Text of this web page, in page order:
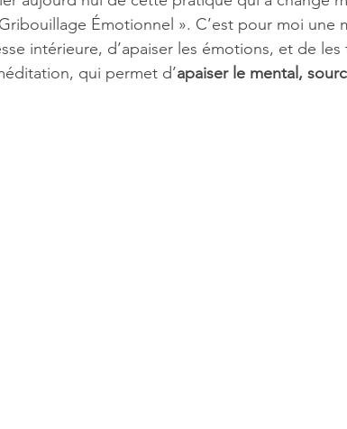
Émotionnel ». C’est pour moi une
intérieure, d’apaiser les émotions, et de les
qui permet d’apaiser le mental,